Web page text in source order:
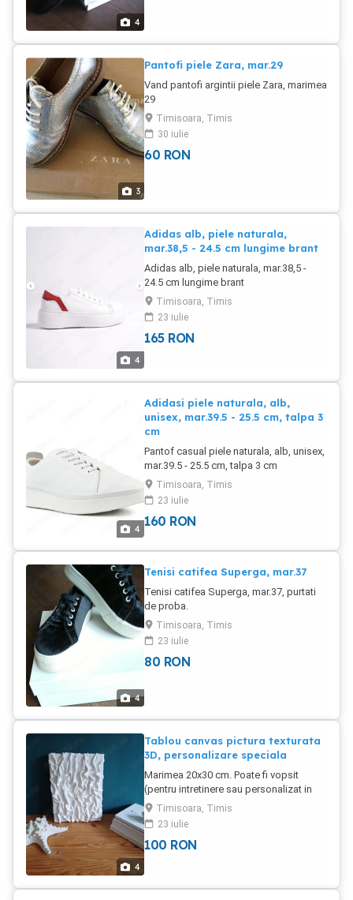
4
3
Pantofi piele Zara, mar.29
Vand pantofi argintii piele Zara, marimea
29
Timisoara, Timis
30 iulie
60 RON
4
Adidas alb, piele naturala,
mar.38,5 - 24.5 cm lungime brant
Adidas alb, piele naturala, mar.38,5 -
24.5 cm lungime brant
Timisoara, Timis
23 iulie
165 RON
4
Adidasi piele naturala, alb,
unisex, mar.39.5 - 25.5 cm, talpa 3
cm
Pantof casual piele naturala, alb, unisex,
mar.39.5 - 25.5 cm, talpa 3 cm
Timisoara, Timis
23 iulie
160 RON
4
Tenisi catifea Superga, mar.37
Tenisi catifea Superga, mar.37, purtati
de proba.
Timisoara, Timis
23 iulie
80 RON
4
Tablou canvas pictura texturata
3D, personalizare speciala
Marimea 20x30 cm. Poate fi vopsit
(pentru intretinere sau personalizat in
culoarea dorita). Avand in vedere ca
baza acestui tablou este o tesatura,
pentru acest model se ofera si o
personalizare speciala in cazul in care
amintirea prin transformarea intr-un
Timisoara, Timis
23 iulie
100 RON